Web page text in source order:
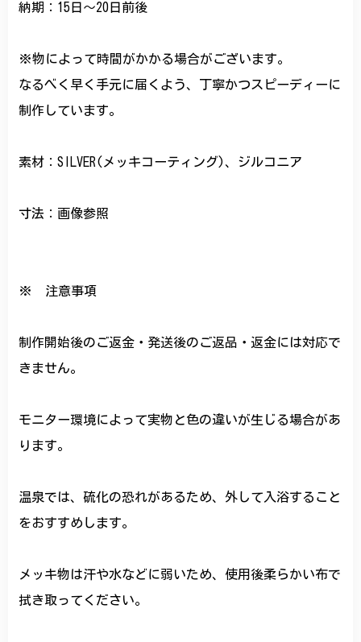
納期：15日～20日前後
※物によって時間がかかる場合がございます。
なるべく早く手元に届くよう、丁寧かつスピーディーに
制作しています。
素材：SILVER(メッキコーティング)、ジルコニア
寸法：画像参照
※ 注意事項
制作開始後のご返金・発送後のご返品・返金には対応で
きません。
モニター環境によって実物と色の違いが生じる場合があ
ります。
温泉では、硫化の恐れがあるため、外して入浴すること
をおすすめします。
メッキ物は汗や水などに弱いため、使用後柔らかい布で
拭き取ってください。